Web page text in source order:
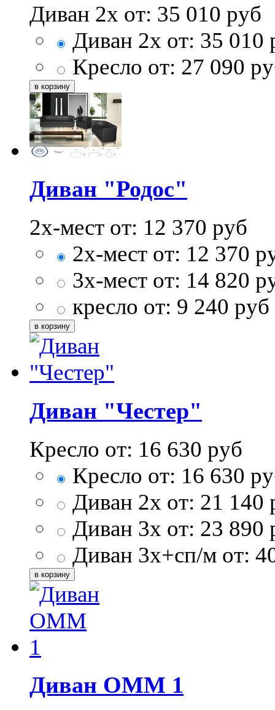
Диван 2х от: 35 010 руб
Диван 2х от: 35 010
Кресло от: 27 090
Диван "Родос"
2х-мест от: 12 370 руб
2х-мест от: 12 370
3х-мест от: 14 820
кресло от: 9 240 руб
Диван "Честер"
Кресло от: 16 630 руб
Кресло от: 16 630
Диван 2х от: 21 140
Диван 3х от: 23 890
Диван 3х+сп/м от:
Диван ОММ 1